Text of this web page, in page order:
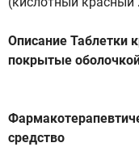
Описание Таблетки
покрытые
средство